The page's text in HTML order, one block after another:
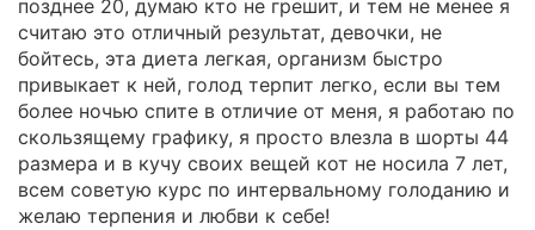
позднее 20, думаю кто не грешит, и тем не менее я
считаю это отличный результат, девочки, не
бойтесь, эта диета легкая, организм быстро
привыкает к ней, голод терпит легко, если вы тем
более ночью спите в отличие от меня, я работаю по
скользящему графику, я просто влезла в шорты 44
размера и в кучу своих вещей кот не носила 7 лет,
всем советую курс по интервальному голоданию и
желаю терпения и любви к себе!